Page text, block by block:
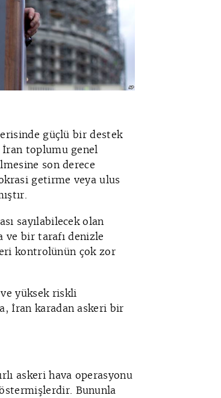
güçlü bir destek
İran toplumu genel
son derece
getirme veya ulus
sayılabilecek olan
ve bir tarafı denizle
kontrolünün çok zor
yüksek riskli
İran karadan askeri bir
askeri hava operasyonu
Bununla